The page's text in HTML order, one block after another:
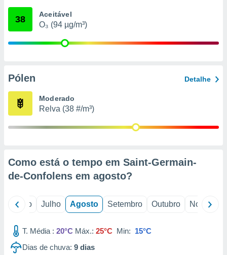
através
estudos
1199
38 Aceitável
O₃ (94 µg/m³)
Pólen Detalhe
Moderado
Relva (38 #/m³)
Como está o tempo em Saint-Germain-
de-Confolens em agosto?
Junho Julho Agosto Setembro Outubro Novembro
T. Média : 20°C Máx.: 25°C Min: 15°C
Dias de chuva: 9 dias